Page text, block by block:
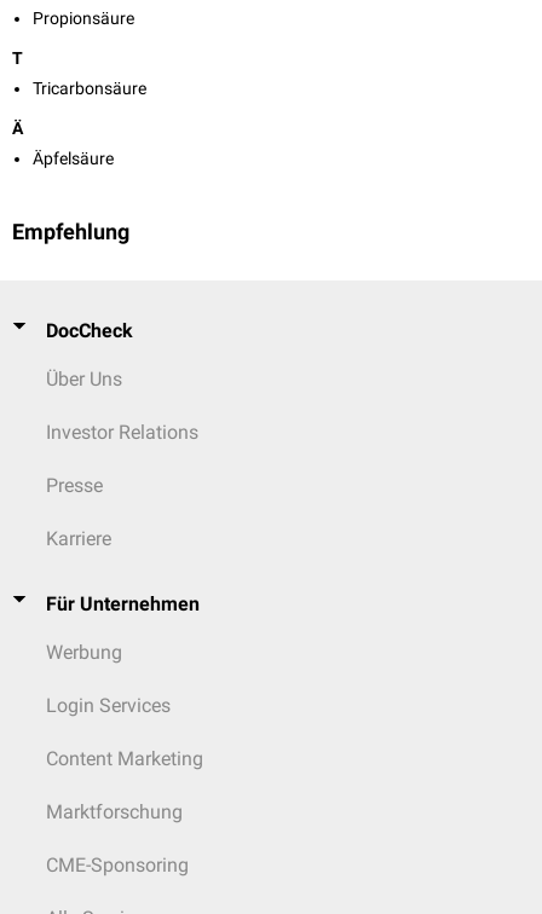
Propionsäure
T
Tricarbonsäure
Ä
Äpfelsäure
Empfehlung
DocCheck
Über Uns
Investor Relations
Presse
Karriere
Für Unternehmen
Werbung
Login Services
Content Marketing
Marktforschung
CME-Sponsoring